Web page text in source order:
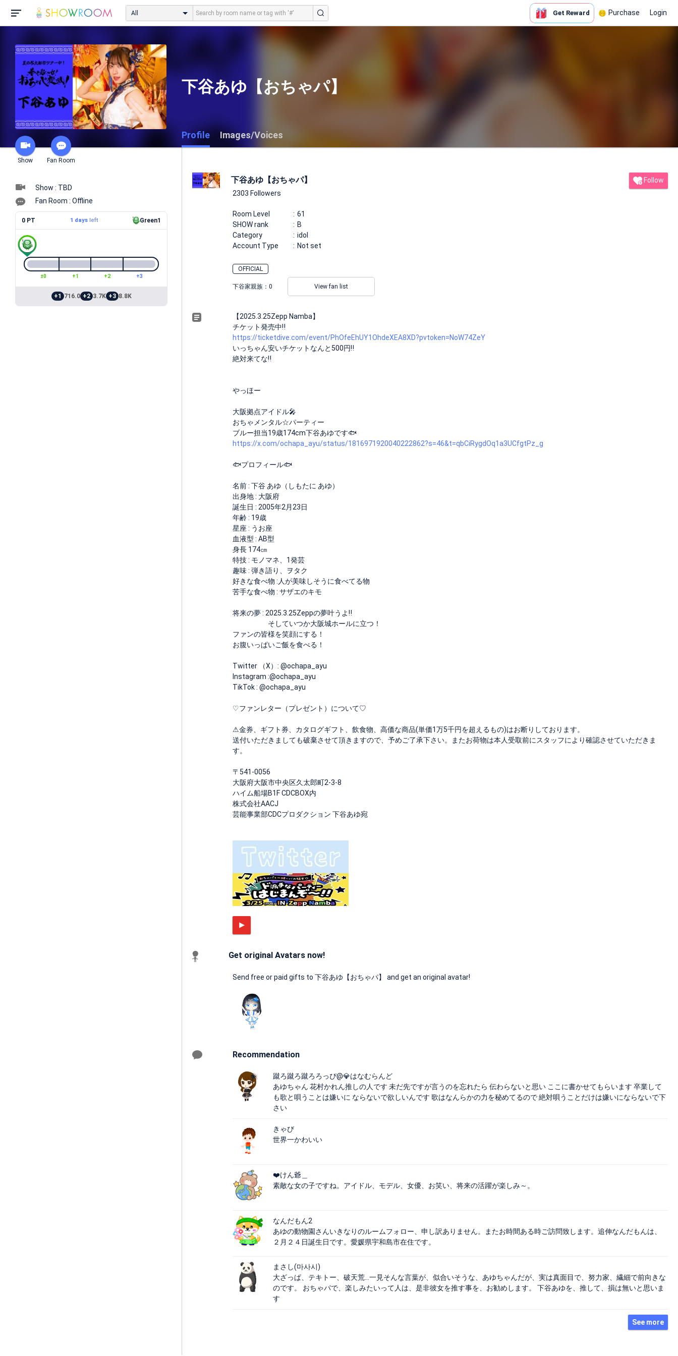
All Get Reward Purchase Login
Show Fan Room
下谷あゆ【おちゃパ】
Profile Images/Voices
Show : TBD
Fan Room : Offline
0 PT 1 daysleft Green1
±0 +1 +2 +3
+1 716.0 +2 3.7K +3 8.8K
下谷あゆ【おちゃパ】
2303 Followers
Follow
Room Level
61
SHOW rank
B
Category
idol
Account Type
Not set
OFFICIAL
下谷家親族： 0 View fan list
【2025.3.25Zepp Namba】
チケット発売中‼️
https://ticketdive.com/event/PhOfeEhUY1OhdeXEA8XD?pvtoken=NoW74ZeY
いっちゃん安いチケットなんと500円‼️
絶対来てな‼️
やっほー
大阪拠点アイドル🎤
おちゃメンタル☆パーティー
ブルー担当19歳174cm下谷あゆです🐟
https://x.com/ochapa_ayu/status/1816971920040222862?s=46&t=qbCiRygdOq1a3UCfgtPz_g
🐟プロフィール🐟
名前 : 下谷 あゆ（しもたに あゆ）
出身地 : 大阪府
誕生日 : 2005年2月23日
年齢 : 19歳
星座 : うお座
血液型 : AB型
身長 174㎝
特技 : モノマネ、1発芸
趣味 : 弾き語り、ヲタク
好きな食べ物 :人が美味しそうに食べてる物
苦手な食べ物 : サザエのキモ
将来の夢 : 2025.3.25Zeppの夢叶うよ‼️
そしていつか大阪城ホールに立つ！
ファンの皆様を笑顔にする！
お腹いっぱいご飯を食べる！
Twitter （X）: @ochapa_ayu
Instagram :@ochapa_ayu
TikTok : @ochapa_ayu
♡ファンレター（プレゼント）について♡
⚠︎金券、ギフト券、カタログギフト、飲食物、高価な商品(単価1万5千円を超えるもの)はお断りしております。
送付いただきましても破棄させて頂きますので、予めご了承下さい。またお荷物は本人受取前にスタッフにより確認させていただきま
す。
〒541-0056
大阪府大阪市中央区久太郎町2-3-8
ハイム船場B1F CDCBOX内
株式会社AACJ
芸能事業部CDCプロダクション 下谷あゆ宛
Get original Avatars now!
Send free or paid gifts to 下谷あゆ【おちゃパ】 and get an original avatar!
Recommendation
蹴ろ蹴ろ蹴ろろっぴ@💎️️️️️️️️️はなむらんど
あゆちゃん 花村かれん推しの人です 未だ先ですが言うのを忘れたら 伝わらないと思い ここに書かせてもらいます 卒業して
も歌と唄うことは嫌いに ならないで欲しいんです 歌はなんらかの力を秘めてるので 絶対唄うことだけは嫌いにならないで下
さい
きゃび
世界一かわいい
❤️けん爺＿
素敵な女の子ですね。アイドル、モデル、女優、お笑い、将来の活躍が楽しみ～。
なんだもん2
あゆの動物園さんいきなりのルームフォロー、申し訳ありません。またお時間ある時ご訪問致します。追伸なんだもんは、
２月２４日誕生日です。愛媛県宇和島市在住です。
まさし(마사시)
大ざっぱ、テキトー、破天荒…一見そんな言葉が、似合いそうな、あゆちゃんだが、実は真面目で、努力家、繊細で前向きな
のです。 おちゃパで、楽しみたいって人は、是非彼女を推す事を、お勧めします。 下谷あゆを、推して、損は無いと思いま
す
See more